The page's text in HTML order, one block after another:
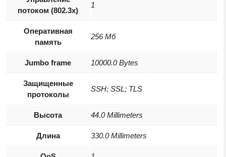
потоком (802.3x)
1
Оперативная
память
256 Мб
Jumbo frame 10000.0 Bytes
Защищенные
протоколы
SSH; SSL; TLS
Высота 44.0 Millimeters
Длина 330.0 Millimeters